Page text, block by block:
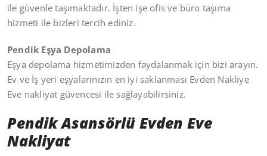
ile güvenle taşımaktadır. İşten işe ofis ve büro taşıma
hizmeti ile bizleri tercih ediniz.
Pendik Eşya Depolama
Eşya depolama hizmetimizden faydalanmak için bizi arayın.
Ev ve İş yeri eşyalarınızın en iyi saklanması Evden Nakliye
Eve nakliyat güvencesi ile sağlayabilirsiniz.
Pendik Asansörlü Evden Eve
Nakliyat